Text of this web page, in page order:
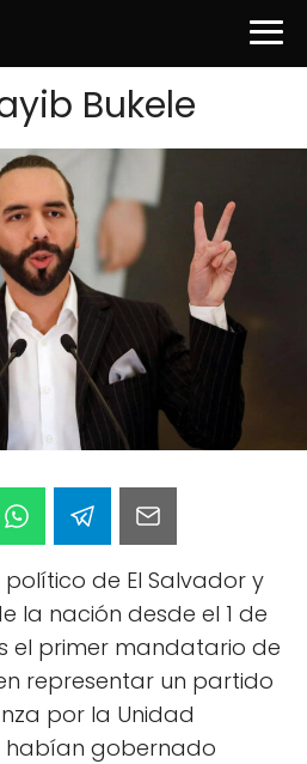
Bukele
político de El Salvador y
la nación desde el 1 de
el primer mandatario de
representar un partido
por la Unidad
habían gobernado